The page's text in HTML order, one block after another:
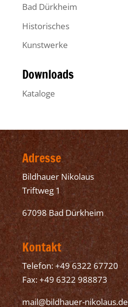
Bad Dürkheim
Historisches
Kunstwerke
Downloads
Kataloge
Adresse
Bildhauer Nikolaus
Triftweg 1
67098 Bad Dürkheim
Kontakt
Telefon: +49 6322 67720
Fax: +49 6322 988873
mail@bildhauer-nikolaus.de